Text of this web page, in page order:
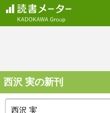
西沢 実の新刊